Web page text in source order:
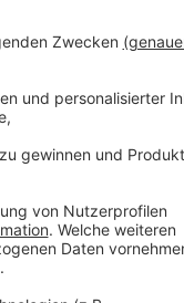
Die Clubs
Gesundheit
Für jeden Punkt
Krankenkasse hatte
Jury entschieden,
und soll dann